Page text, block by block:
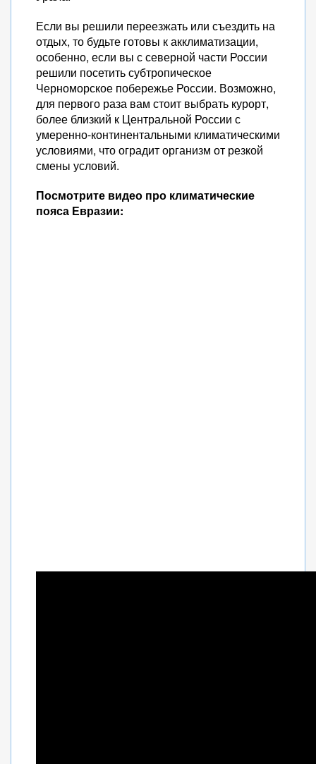
Если вы решили переезжать или съездить на
отдых, то будьте готовы к акклиматизации,
особенно, если вы с северной части России
решили посетить субтропическое
Черноморское побережье России. Возможно,
для первого раза вам стоит выбрать курорт,
более близкий к Центральной России с
умеренно-континентальными климатическими
условиями, что оградит организм от резкой
смены условий.
Посмотрите видео про климатические
пояса Евразии: